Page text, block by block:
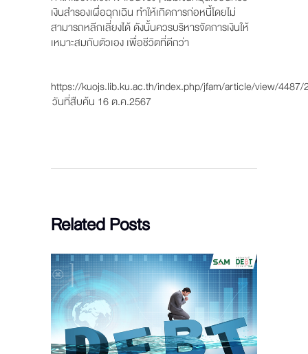
เงินสำรองเผื่อฉุกเฉิน ทำให้เกิดการก่อหนี้โดยไม่
สามารถหลีกเลี่ยงได้ ดังนั้นควรบริหารจัดการเงินให้
เหมาะสมกับตัวเอง เพื่อชีวิตที่ดีกว่า
https://kuojs.lib.ku.ac.th/index.php/jfam/article/view/
วันที่สืบค้น 16 ต.ค.2567
Related Posts